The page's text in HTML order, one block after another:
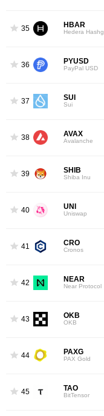
35 HBAR
Hedera
36 PYUSD
PayPal USD
37 SUI
Sui
38 AVAX
Avalanche
39 SHIB
Shiba Inu
40 UNI
Uniswap
41 CRO
Cronos
42 NEAR
Near Protocol
43 OKB
OKB
44 PAXG
PAX Gold
45 TAO
BitTensor